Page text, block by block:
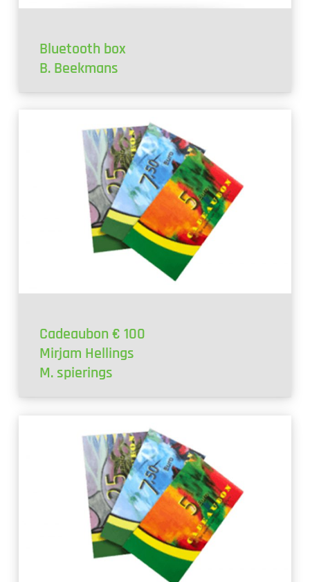
Bluetooth box
B. Beekmans
Cadeaubon € 100
Mirjam Hellings
M. spierings